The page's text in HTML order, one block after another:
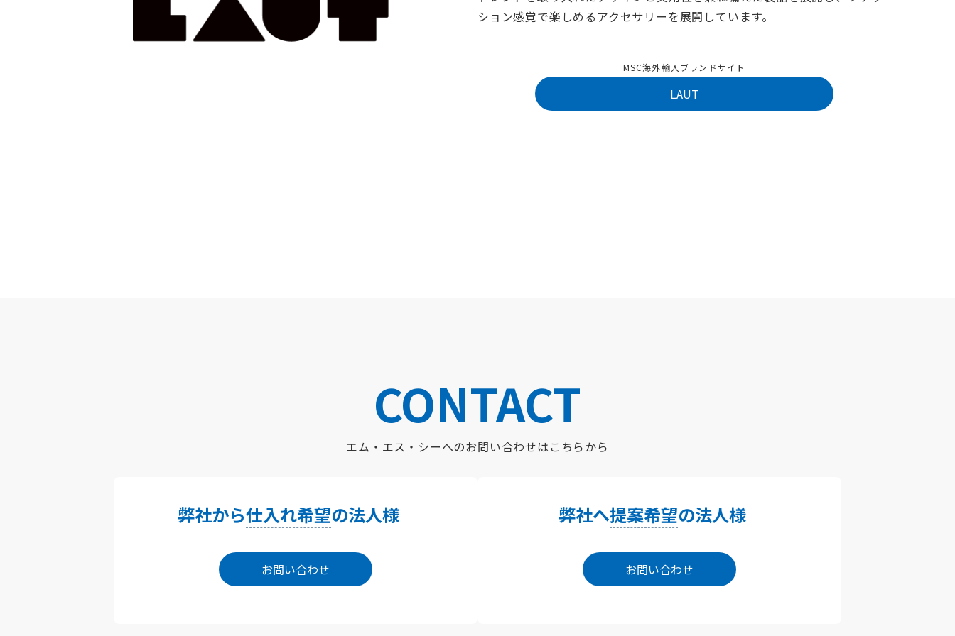
ション感覚で楽しめるアクセサリーを展開しています。
MSC海外輸入ブランドサイト
LAUT
CONTACT
エム・エス・シーへのお問い合わせはこちらから
弊社から仕入れ希望の法人様
お問い合わせ
弊社へ提案希望の法人様
お問い合わせ